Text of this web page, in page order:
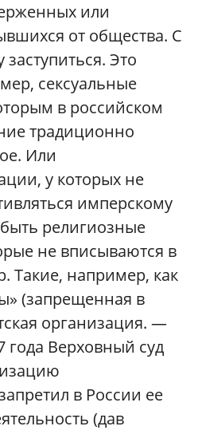
или
от общества. С
заступиться. Это
сексуальные
в российском
традиционно
Или
у которых не
имперскому
религиозные
не вписываются в
Такие, например, как
(запрещенная в
организация. —
года Верховный суд
в России ее
(дав